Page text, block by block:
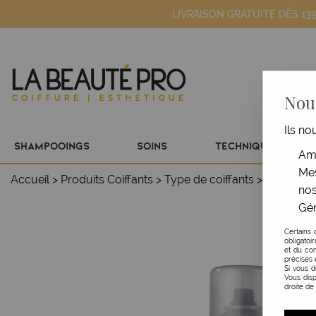
LIVRAISON GRATUITE DÈS
SHAMPOOINGS SOINS TECHNIQUE
Accueil > Produits Coiffants > Type de coiffants > Laque &
Ils
Certains
et du
précises
Si vous
Vous
droite de